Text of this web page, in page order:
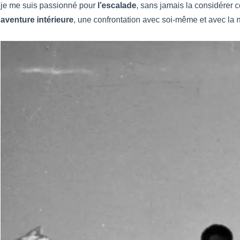
je me suis passionné pour l’escalade, sans jamais la considérer
aventure intérieure, une confrontation avec soi-même et avec la